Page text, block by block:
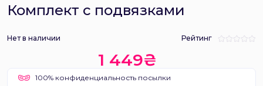
Комплект с подвязками
Нет в наличии Рейтинг
1 449₴
100% конфиденциальность посылки